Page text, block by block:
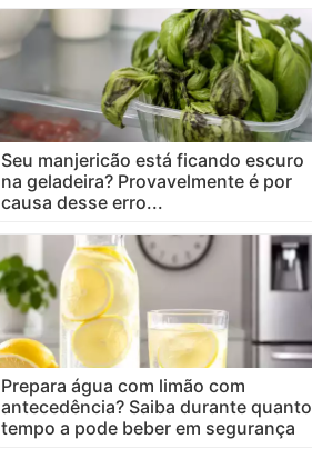
Seu manjericão está ficando escuro
na geladeira? Provavelmente é por
causa desse erro...
Prepara água com limão com
antecedência? Saiba durante quanto
tempo a pode beber em segurança